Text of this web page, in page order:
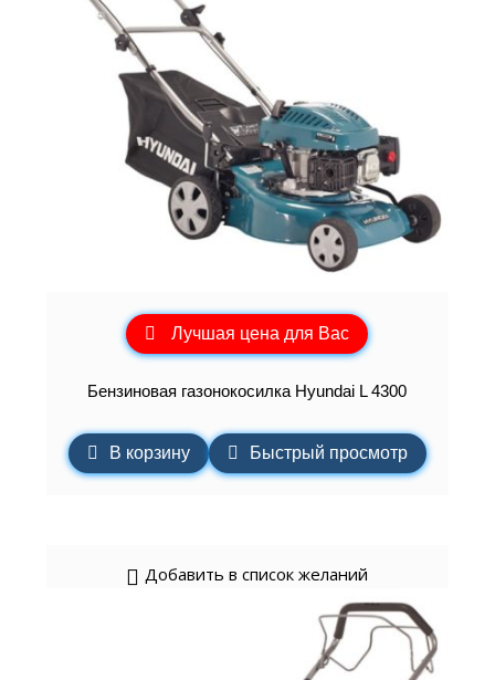
Лучшая цена для Вас
Бензиновая газонокосилка Hyundai L 4300
В корзину Быстрый просмотр
Добавить в список желаний